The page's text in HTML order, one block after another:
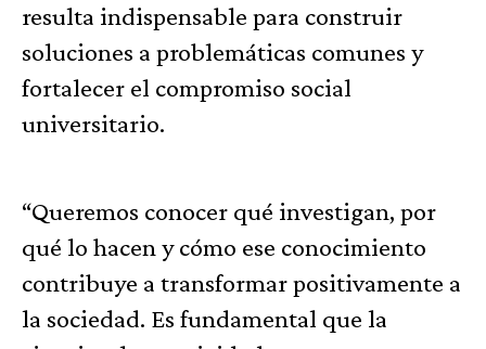
resulta indispensable para construir
soluciones a problemáticas comunes y
fortalecer el compromiso social
universitario.
“Queremos conocer qué investigan, por
qué lo hacen y cómo ese conocimiento
contribuye a transformar positivamente a
la sociedad. Es fundamental que la